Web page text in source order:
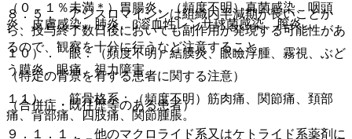
８．５． アジスロマイシンは組織内半減期が長いことか
ら、投与終了数日後においても副作用が発現する可能性があ
るので、観察を十分に行うなど注意すること。
（特定の背景を有する患者に関する注意）
（合併症・既往歴等のある患者）
９．１．１． 他のマクロライド系又はケトライド系薬剤に
（０．１％未満＊）胃腸炎、（頻度不明）真菌感染、咽頭
炎、皮膚感染、肺炎、β溶血性レンサ球菌感染、膣炎。
１０）． 眼：（頻度不明）結膜炎、眼瞼浮腫、霧視、ぶど
う膜炎、眼痛、視力障害。
１１）． 筋骨格系：（頻度不明）筋肉痛、関節痛、頚部
痛、背部痛、四肢痛、関節腫脹。